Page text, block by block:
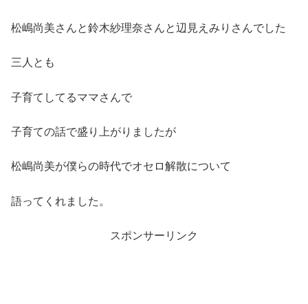
松嶋尚美さんと鈴木紗理奈さんと辺見えみりさんでした
三人とも
子育てしてるママさんで
子育ての話で盛り上がりましたが
松嶋尚美が僕らの時代でオセロ解散について
語ってくれました。
スポンサーリンク